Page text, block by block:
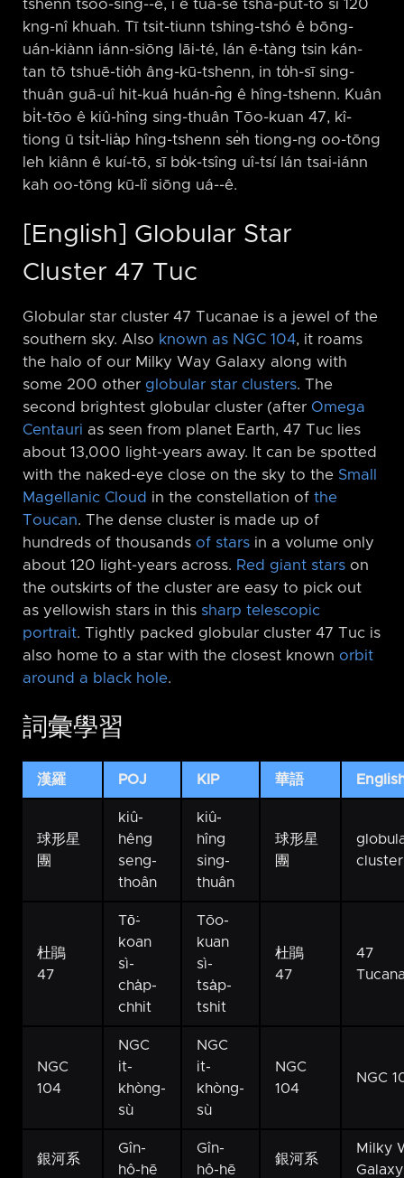
tshenn tsoo-sîng-⁠-ê, i ê tuā-sè tsha-put-to sī 120
kng-nî khuah. Tī tsit-tiunn tshing-tshó ê bōng-
uán-kiànn iánn-siōng lāi-té, lán ē-tàng tsin kán-
tan tō tshuē-tio̍h âng-kū-tshenn, in to̍h-sī sing-
thuân guā-uî hit-kuá huán-n̂g ê hîng-tshenn. Kuân
bi̍t-tōo ê kiû-hîng sing-thuân Tōo-kuan 47, kî-
tiong ū tsi̍t-lia̍p hîng-tshenn se̍h tiong-ng oo-tōng
leh kiânn ê kuí-tō, sī bo̍k-tsîng uî-tsí lán tsai-iánn
kah oo-tōng kū-lî siōng uá-⁠-ê.
[English] Globular Star
Cluster 47 Tuc
Globular star cluster 47 Tucanae is a jewel of the
southern sky. Also known as NGC 104, it roams
the halo of our Milky Way Galaxy along with
some 200 other globular star clusters. The
second brightest globular cluster (after Omega
Centauri as seen from planet Earth, 47 Tuc lies
about 13,000 light-years away. It can be spotted
with the naked-eye close on the sky to the Small
Magellanic Cloud in the constellation of the
Toucan. The dense cluster is made up of
hundreds of thousands of stars in a volume only
about 120 light-years across. Red giant stars on
the outskirts of the cluster are easy to pick out
as yellowish stars in this sharp telescopic
portrait. Tightly packed globular cluster 47 Tuc is
also home to a star with the closest known orbit
around a black hole.
詞彙學習
漢羅 POJ KIP 華語
球形星
團
kiû-
hêng
seng-
thoân
kiû-
hîng
sing-
thuân
球形星
團
cluster
杜鵑
47
Tō͘-
koan
sì-
cha̍p-
chhit
Tōo-
kuan
sì-
tsa̍p-
tshit
杜鵑
47
47
NGC
104
NGC
it-
khòng-
sù
NGC
it-
khòng-
sù
NGC
104
NGC
銀河系
Gîn-
hô-hē
Gîn-
hô-hē
銀河系
Milky
Galaxy